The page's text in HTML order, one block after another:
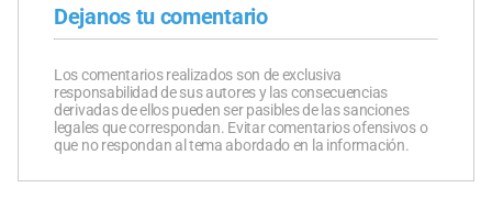
Dejanos tu comentario
Los comentarios realizados son de exclusiva
responsabilidad de sus autores y las consecuencias
derivadas de ellos pueden ser pasibles de las sanciones
legales que correspondan. Evitar comentarios ofensivos o
que no respondan al tema abordado en la información.